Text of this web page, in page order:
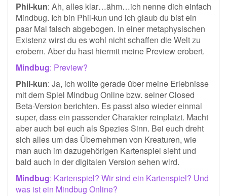
Phil-kun: Ah, alles klar…ähm…ich nenne dich einfach
Mindbug. Ich bin Phil-kun und ich glaub du bist ein
paar Mal falsch abgebogen. In einer metaphysischen
Existenz wirst du es wohl nicht schaffen die Welt zu
erobern. Aber du hast hiermit meine Preview erobert.
Mindbug: Preview?
Phil-kun: Ja, ich wollte gerade über meine Erlebnisse
mit dem Spiel Mindbug Online bzw. seiner Closed
Beta-Version berichten. Es passt also wieder einmal
super, dass ein passender Charakter reinplatzt. Macht
aber auch bei euch als Spezies Sinn. Bei euch dreht
sich alles um das Übernehmen von Kreaturen, wie
man auch im dazugehörigen Kartenspiel sieht und
bald auch in der digitalen Version sehen wird.
Mindbug: Kartenspiel? Wir sind ein Kartenspiel? Und
was ist ein Mindbug Online?